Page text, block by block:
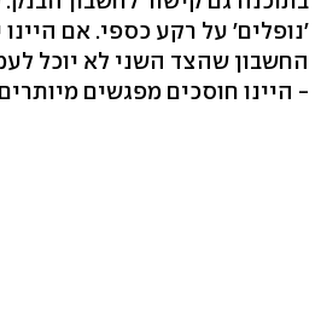
'נופלים' על רקע כספי. אם היינו
החשבון שהצד השני לא יוכל
- היינו חוסכים מפגשים